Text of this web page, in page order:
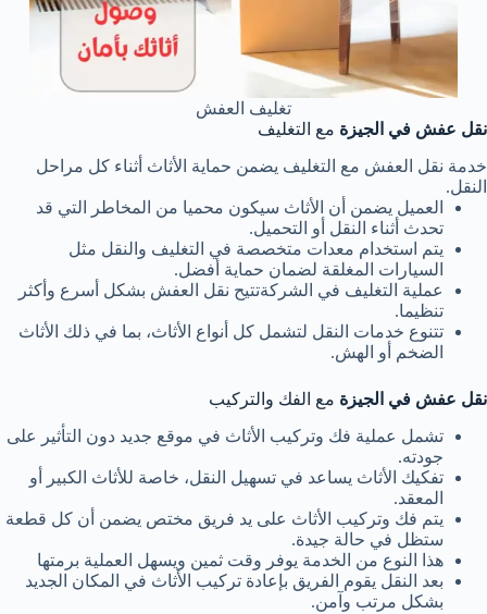
تغليف العفش
نقل عفش في الجيزة مع التغليف
خدمة نقل العفش مع التغليف يضمن حماية الأثاث أثناء كل مراحل
النقل.
العميل يضمن أن الأثاث سيكون محميا من المخاطر التي قد
تحدث أثناء النقل أو التحميل.
يتم استخدام معدات متخصصة في التغليف والنقل مثل
السيارات المغلقة لضمان حماية أفضل.
عملية التغليف في الشركةتتيح نقل العفش بشكل أسرع وأكثر
تنظيما.
تتنوع خدمات النقل لتشمل كل أنواع الأثاث، بما في ذلك الأثاث
الضخم أو الهش.
نقل عفش في الجيزة مع الفك والتركيب
تشمل عملية فك وتركيب الأثاث في موقع جديد دون التأثير على
جودته.
تفكيك الأثاث يساعد في تسهيل النقل، خاصة للأثاث الكبير أو
المعقد.
يتم فك وتركيب الأثاث على يد فريق مختص يضمن أن كل قطعة
ستظل في حالة جيدة.
هذا النوع من الخدمة يوفر وقت ثمين ويسهل العملية برمتها
بعد النقل يقوم الفريق بإعادة تركيب الأثاث في المكان الجديد
بشكل مرتب وآمن.